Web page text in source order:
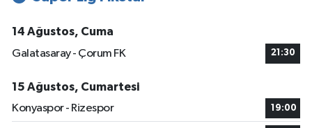
14 Ağustos, Cuma
Galatasaray - Çorum FK
21:30
15 Ağustos, Cumartesi
Konyaspor - Rizespor
19:00